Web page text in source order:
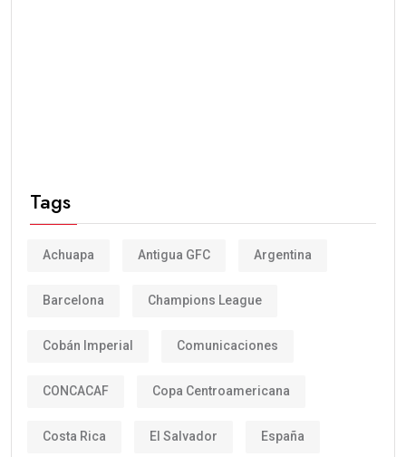
Tags
Achuapa Antigua GFC Argentina
Barcelona Champions League
Cobán Imperial Comunicaciones
CONCACAF Copa Centroamericana
Costa Rica El Salvador España